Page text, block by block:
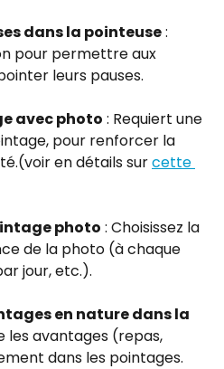
dans la pointeuse :
pour permettre aux
leurs pauses.
avec photo : Requiert une
pour renforcer la
en détails sur cette
photo : Choisissez la
de la photo (à chaque
jour, etc.).
en nature dans la
les avantages (repas,
dans les pointages.